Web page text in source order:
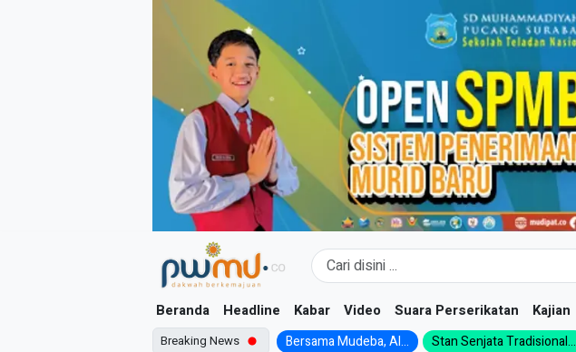
Beranda Headline Kabar Video Suara Perserikatan Kajian
Breaking News Bersama Mudeba, Al... Stan Senjata Tradisional...